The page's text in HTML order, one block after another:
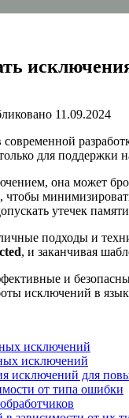
11.09.2024
для поддержки
она может
утечек
подходы и
, и заканчивая
и
исключений в
исключений
исключений
исключений для
от типа ошибки